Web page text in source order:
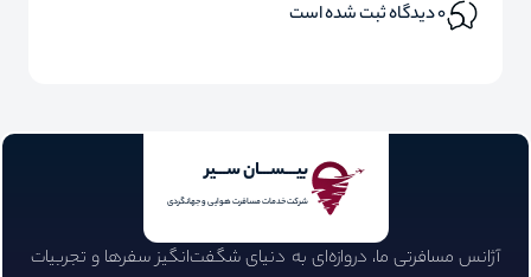
0دیدگاه ثبت شده است
بیـــســـان ســـیر
شرکت خدمات مسافرت هوایی و جهانگردی
آژانس مسافرتی ما، دروازه‌ای به دنیای شگفت‌انگیز سفرها و تجربیات